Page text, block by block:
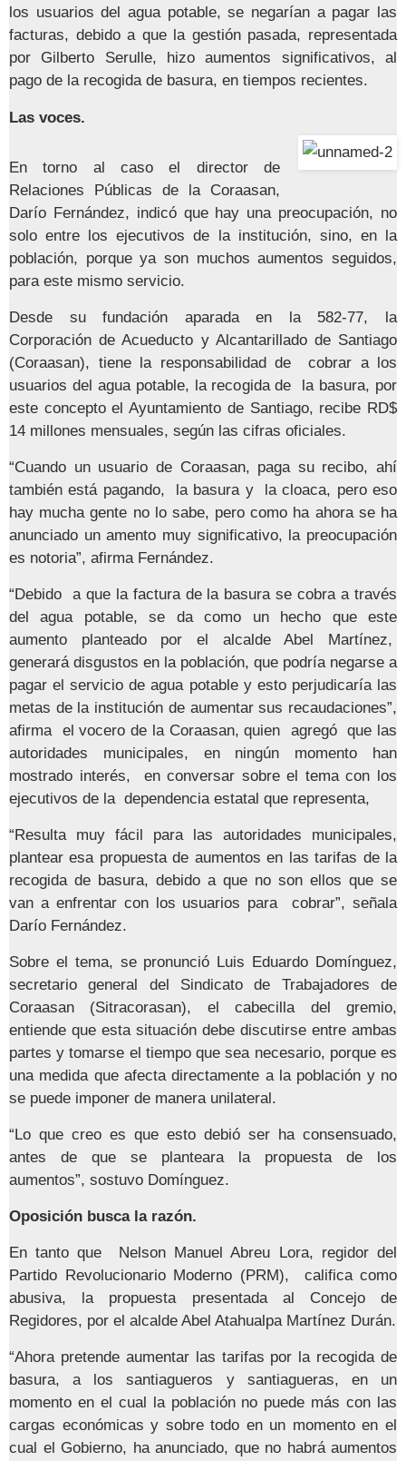
los usuarios del agua potable, se negarían a pagar las
facturas, debido a que la gestión pasada, representada
por Gilberto Serulle, hizo aumentos significativos, al
pago de la recogida de basura, en tiempos recientes.
Las voces.
En torno al caso el director de
Relaciones Públicas de la Coraasan,
Darío Fernández, indicó que hay una preocupación, no
solo entre los ejecutivos de la institución, sino, en la
población, porque ya son muchos aumentos seguidos,
para este mismo servicio.
Desde su fundación aparada en la 582-77, la
Corporación de Acueducto y Alcantarillado de Santiago
(Coraasan), tiene la responsabilidad de cobrar a los
usuarios del agua potable, la recogida de la basura, por
este concepto el Ayuntamiento de Santiago, recibe RD$
14 millones mensuales, según las cifras oficiales.
“Cuando un usuario de Coraasan, paga su recibo, ahí
también está pagando, la basura y la cloaca, pero eso
hay mucha gente no lo sabe, pero como ha ahora se ha
anunciado un amento muy significativo, la preocupación
es notoria”, afirma Fernández.
“Debido a que la factura de la basura se cobra a través
del agua potable, se da como un hecho que este
aumento planteado por el alcalde Abel Martínez,
generará disgustos en la población, que podría negarse a
pagar el servicio de agua potable y esto perjudicaría las
metas de la institución de aumentar sus recaudaciones”,
afirma el vocero de la Coraasan, quien agregó que las
autoridades municipales, en ningún momento han
mostrado interés, en conversar sobre el tema con los
ejecutivos de la dependencia estatal que representa,
“Resulta muy fácil para las autoridades municipales,
plantear esa propuesta de aumentos en las tarifas de la
recogida de basura, debido a que no son ellos que se
van a enfrentar con los usuarios para cobrar”, señala
Darío Fernández.
Sobre el tema, se pronunció Luis Eduardo Domínguez,
secretario general del Sindicato de Trabajadores de
Coraasan (Sitracorasan), el cabecilla del gremio,
entiende que esta situación debe discutirse entre ambas
partes y tomarse el tiempo que sea necesario, porque es
una medida que afecta directamente a la población y no
se puede imponer de manera unilateral.
“Lo que creo es que esto debió ser ha consensuado,
antes de que se planteara la propuesta de los
aumentos”, sostuvo Domínguez.
Oposición busca la razón.
En tanto que Nelson Manuel Abreu Lora, regidor del
Partido Revolucionario Moderno (PRM), califica como
abusiva, la propuesta presentada al Concejo de
Regidores, por el alcalde Abel Atahualpa Martínez Durán.
“Ahora pretende aumentar las tarifas por la recogida de
basura, a los santiagueros y santiagueras, en un
momento en el cual la población no puede más con las
cargas económicas y sobre todo en un momento en el
cual el Gobierno, ha anunciado, que no habrá aumentos